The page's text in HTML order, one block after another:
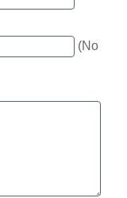
(No